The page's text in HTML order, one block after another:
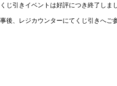
くじ引きイベントは好評につき終了し
事後、レジカウンターにてくじ引きへご